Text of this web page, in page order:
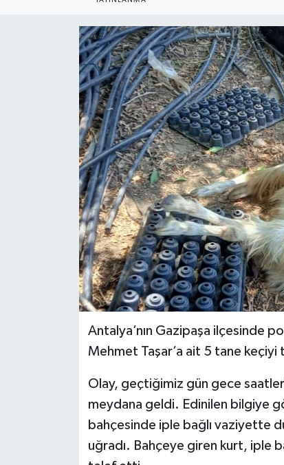
Antalya’nın Gazipaşa ilçesinde
Mehmet Taşar’a ait 5 tane
Olay, geçtiğimiz gün gece
meydana geldi. Edinilen bilgiye
bahçesinde iple bağlı vaziyette
uğradı. Bahçeye giren kurt, iple